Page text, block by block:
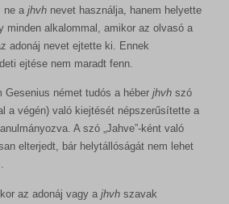
ne a jhvh nevet használja, hanem helyette
minden alkalommal, amikor az olvasó a
adonáj nevet ejtette ki. Ennek
ejtése nem maradt fenn.
Gesenius német tudós a héber jhvh szó
a végén) való kiejtését népszerűsítette a
A szó „Jahve”-ként való
elterjedt, bár helytállóságát nem lehet
az adonáj vagy a jhvh szavak